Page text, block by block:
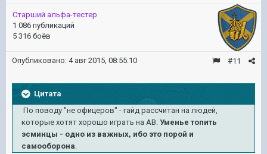
Старший альфа-тестер
1 086 публикаций
5 316 боёв
#11
Опубликовано: 4 авг 2015, 08:55:10
Цитата
По поводу "не офицеров" - гайд рассчитан на людей,
которые хотят хорошо играть на АВ. Уменье топить
эсминцы - одно из важных, ибо это порой и
самооборона.